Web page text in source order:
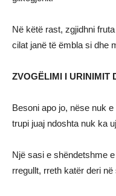
Në këtë rast, zgjidhni
cilat janë të ëmbla si dhe
ZVOGËLIMI I URINIMIT
Besoni apo jo, nëse nuk
trupi juaj ndoshta nuk ka
Një sasi e shëndetshme
rregullt, rreth katër deri